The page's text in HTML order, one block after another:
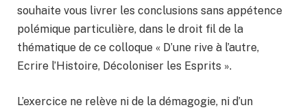
souhaite vous livrer les conclusions sans appétence
polémique particulière, dans le droit fil de la
thématique de ce colloque « D’une rive à l’autre,
Ecrire l’Histoire, Décoloniser les Esprits ».
L’exercice ne relève ni de la démagogie, ni d’un